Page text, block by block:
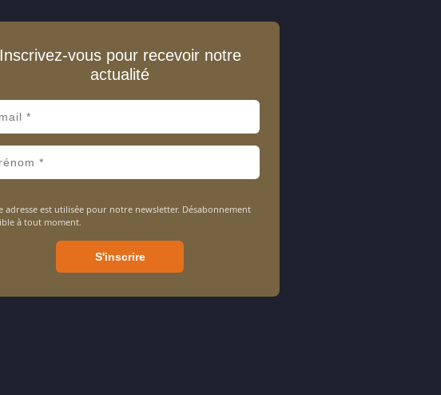
Inscrivez-vous pour recevoir notre
actualité
adresse est utilisée pour notre newsletter. Désabonnement
à tout moment.